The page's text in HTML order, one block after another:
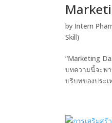
by Intern
Skill)
“Marketing
บทความนี้จะพ
บริบทของประเ